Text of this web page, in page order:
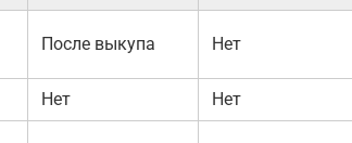
После выкупа Нет
Нет Нет